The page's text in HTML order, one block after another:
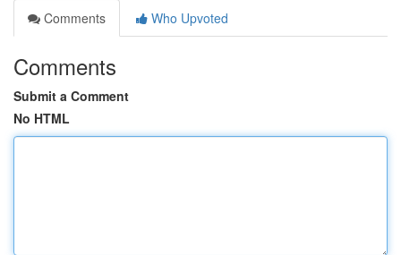
Comments
Who Upvoted
Comments
Submit a Comment
No HTML